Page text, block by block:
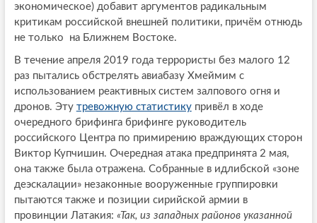
экономическое) добавит аргументов радикальным
критикам российской внешней политики, причём отнюдь
не только на Ближнем Востоке.
В течение апреля 2019 года террористы без малого 12
раз пытались обстрелять авиабазу Хмеймим с
использованием реактивных систем залпового огня и
дронов. Эту тревожную статистикупривёл в ходе
очередного брифинга брифинге руководитель
российского Центра по примирению враждующих сторон
Виктор Купчишин. Очередная атака предпринята 2 мая,
она также была отражена. Собранные в идлибской «зоне
деэскалации» незаконные вооруженные группировки
пытаются также и позиции сирийской армии в
провинции Латакия: «Так, из западных районов указанной